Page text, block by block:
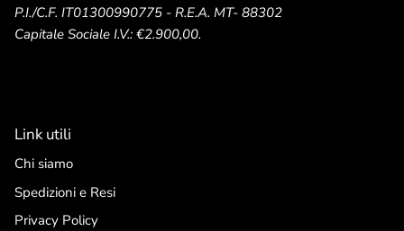
P.I./C.F. IT01300990775 - R.E.A. MT- 88302
Capitale Sociale I.V.: €2.900,00.
Link utili
Chi siamo
Spedizioni e Resi
Privacy Policy